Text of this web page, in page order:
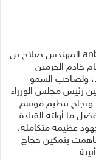
رفع رئيس مجلس إدارة البنك العربي الوطني anb المهندس صلاح بن
خادم الحرمين
ولصاحب السمو
رئيس مجلس الوزراء
ونجاح تنظيم موسم
ثم بفضل ما أولته القيادة
عظيمة متكاملة،
بتمكين حجاج